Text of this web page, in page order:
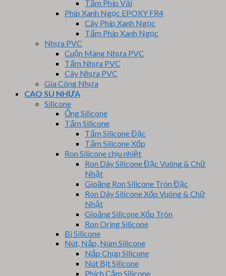
Tấm Phíp Vải
Phíp Xanh Ngọc EPOXY FR4
Cây Phíp Xanh Ngọc
Tấm Phíp Xanh Ngọc
Nhựa PVC
Cuộn Màng Nhựa PVC
Tấm Nhựa PVC
Cây Nhựa PVC
Gia Công Nhựa
CAO SU NHỰA
Silicone
Ống Silicone
Tấm Silicone
Tấm Silicone Đặc
Tấm Silicone Xốp
Ron Silicone chịu nhiệt
Ron Dây Silicone Đặc Vuông & Chữ
Nhật
Gioăng Ron Silicone Tròn Đặc
Ron Dây Silicone Xốp Vuông & Chữ
Nhật
Gioăng Silicone Xốp Tròn
Ron Oring Silicone
Bi Silicone
Nút, Nắp, Núm Silicone
Nắp Chụp Silicone
Nút Bịt Silicone
Phích Cắm Silicone